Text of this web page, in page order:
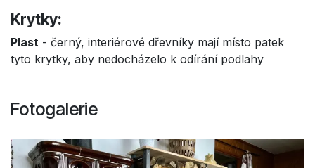
Krytky:
Plast - černý, interiérové dřevníky mají místo patek
tyto krytky, aby nedocházelo k odírání podlahy
Fotogalerie